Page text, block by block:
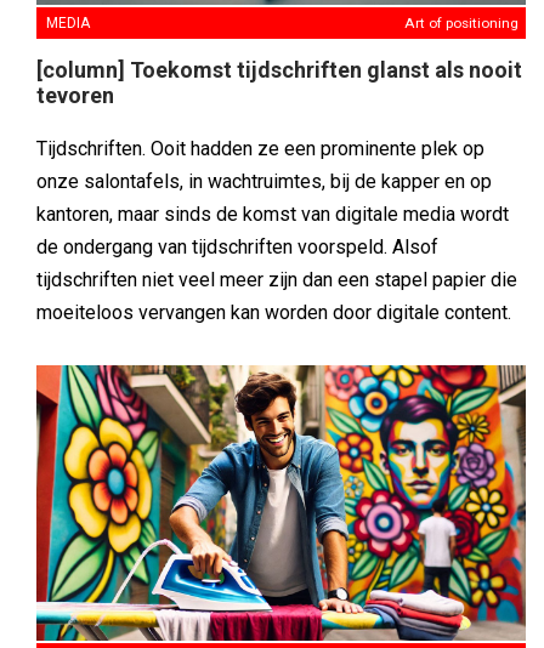
MEDIA Art of positioning
[column] Toekomst tijdschriften glanst als nooit
tevoren
Tijdschriften. Ooit hadden ze een prominente plek op
onze salontafels, in wachtruimtes, bij de kapper en op
kantoren, maar sinds de komst van digitale media wordt
de ondergang van tijdschriften voorspeld. Alsof
tijdschriften niet veel meer zijn dan een stapel papier die
moeiteloos vervangen kan worden door digitale content.